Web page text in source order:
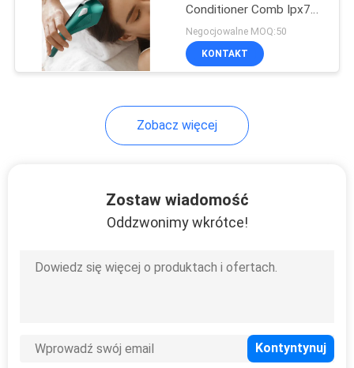
Depilator IPL
20
Urządzenie Ultra
Conditioner Comb Ipx7
Scalp Massage Spa Hair
Growth Comb
Negocjowalne MOQ:50
KONTAKT
Zobacz więcej
Zostaw wiadomość
Oddzwonimy wkrótce!